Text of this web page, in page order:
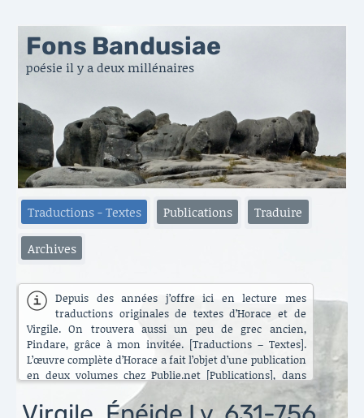
Fons Bandusiae
poésie il y a deux millénaires
Traductions - Textes Publications Traduire
Archives
Depuis des années j’offre ici en lecture mes
traductions originales de textes d’Horace et de
Virgile. On trouvera aussi un peu de grec ancien,
Pindare, grâce à mon invitée. [Traductions – Textes].
L’œuvre complète d’Horace a fait l’objet d’une publication
en deux volumes chez Publie.net [Publications], dans
encore d’autres traductions que celles que vous pouvez
lire ici. C’est maintenant l’Énéide qui est chantier. Le